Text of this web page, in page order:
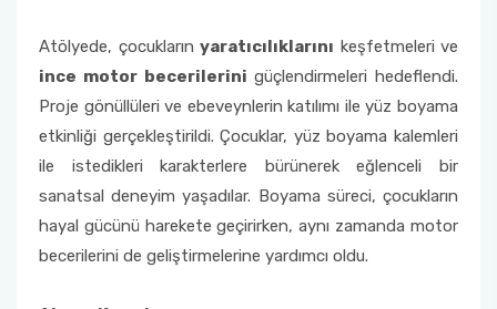
Atölyede, çocukların yaratıcılıklarını keşfetmeleri ve
ince motor becerilerini güçlendirmeleri hedeflendi.
Proje gönüllüleri ve ebeveynlerin katılımı ile yüz boyama
etkinliği gerçekleştirildi. Çocuklar, yüz boyama kalemleri
ile istedikleri karakterlere bürünerek eğlenceli bir
sanatsal deneyim yaşadılar. Boyama süreci, çocukların
hayal gücünü harekete geçirirken, aynı zamanda motor
becerilerini de geliştirmelerine yardımcı oldu.
Öğrenci Uyum ve Geliştirme Komisyonu
Ölçme Değerlendirme Komisyonu
Program Değerlendirme Komisyonu
Sıfır Atık Yönetim Sistemi Alt Komisyonu